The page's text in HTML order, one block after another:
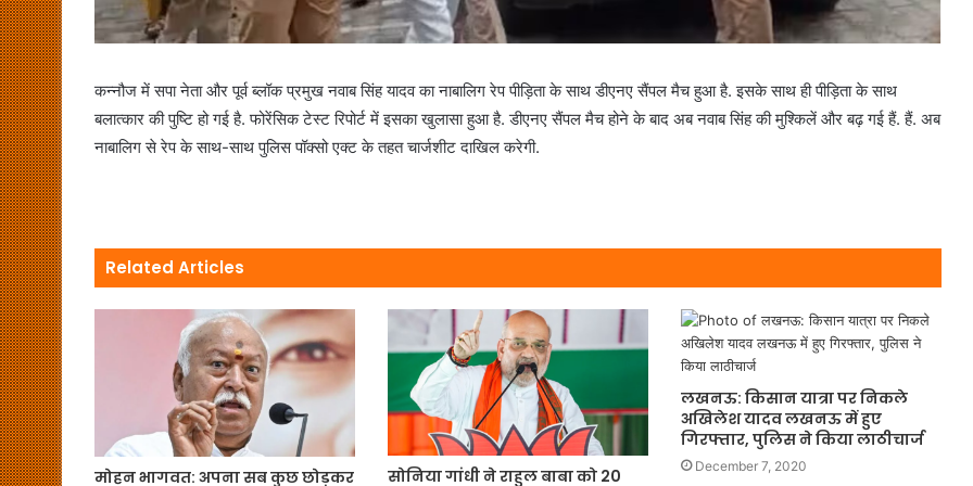
कन्नौज में सपा नेता और पूर्व ब्लॉक प्रमुख नवाब सिंह यादव का नाबालिग रेप पीड़िता के साथ डीएनए सैंपल मैच हुआ है. इसके साथ ही पीड़िता के साथ
बलात्कार की पुष्टि हो गई है. फोरेंसिक टेस्ट रिपोर्ट में इसका खुलासा हुआ है. डीएनए सैंपल मैच होने के बाद अब नवाब सिंह की मुश्किलें और बढ़ गई हैं. हैं. अब
नाबालिग से रेप के साथ-साथ पुलिस पॉक्सो एक्ट के तहत चार्जशीट दाखिल करेगी.
Related Articles
मोहन भागवत: अपना सब कुछ छोड़कर
सोनिया गांधी ने राहुल बाबा को 20
लखनऊ: किसान यात्रा पर निकले
अखिलेश यादव लखनऊ में हुए
गिरफ्तार, पुलिस ने किया लाठीचार्ज
December 7, 2020